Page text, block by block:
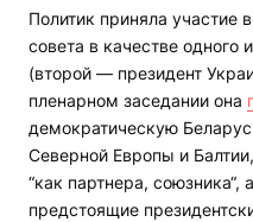
Политик приняла участие
совета в качестве одного
(второй — президент
пленарном заседании она
демократическую
Северной Европы и
“как партнера, союзника“,
предстоящие